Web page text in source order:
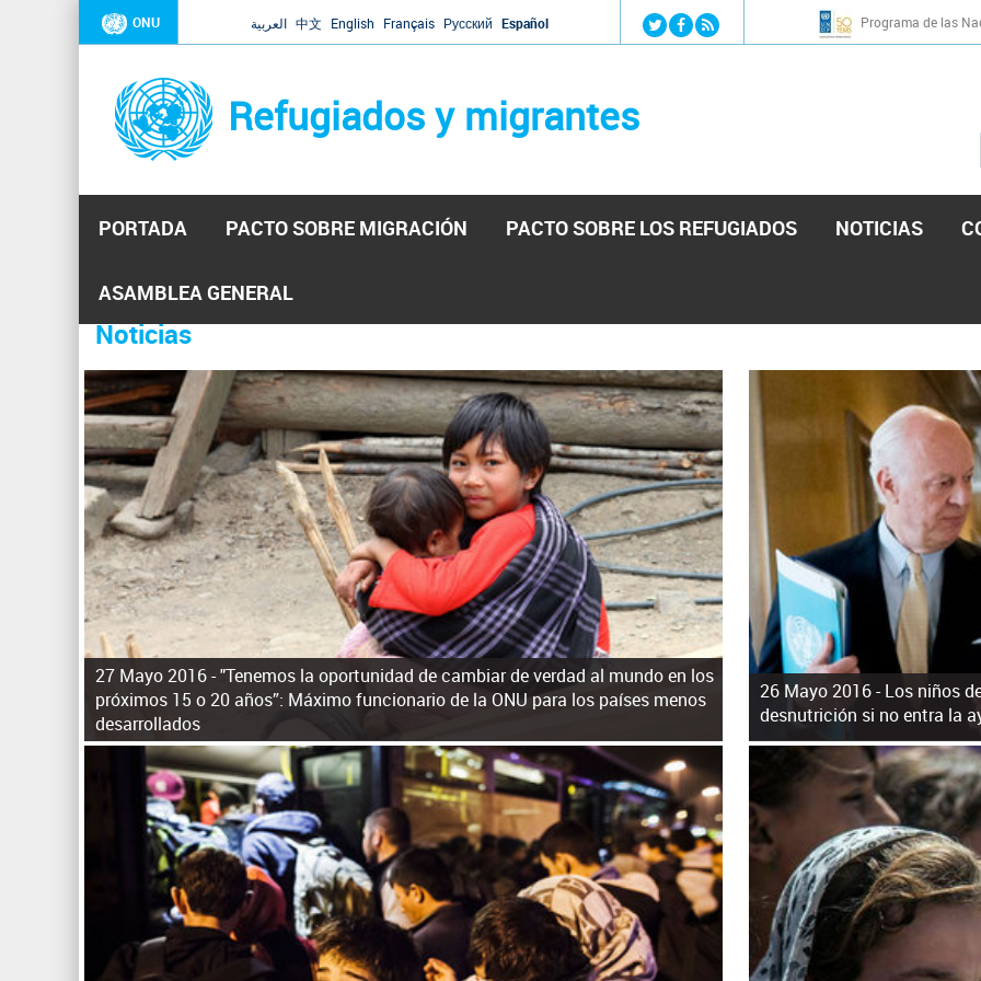
Jump to navigation
ONU العربية 中文 English Français Русский Español Programa de las
Refugiados y migrantes
PORTADA PACTO SOBRE MIGRACIÓN PACTO SOBRE LOS REFUGIADOS NOTICIAS
ASAMBLEA GENERAL
Se
encuentra
usted
aquí
Noticias
31 Ene 2019 -
El Secretario General ha respondido a la carta enviada por el presidente de la Asamblea Nacional de Venezuela solicitando a
ha reiterado que la ONU está lista para hacerlo, pero necesita el consentimiento y la colaboración del Gobierno.
27 Mayo 2016 -"Tenemos la oportunidad de cambiar de verdad al mundo en los
próximos 15 o 20 años”: Máximo funcionario de la ONU para los países menos
desarrollados
26 Mayo 2016 -Los niños
desnutrición si no entra la